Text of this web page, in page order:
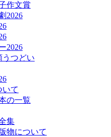
作文賞
2026
2026
うつどい
いて
の一覧
集
物について